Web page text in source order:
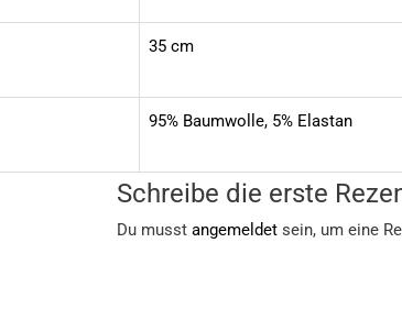
35 cm
95% Baumwolle, 5% Elastan
Schreibe die erste
Du musst angemeldet sein, um eine